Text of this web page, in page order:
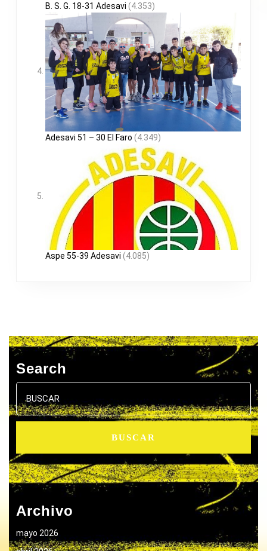
B. S. G. 18-31 Adesavi (4.353)
Adesavi 51 – 30 El Faro (4.349)
Aspe 55-39 Adesavi (4.085)
Search
Buscar:
Archivo
mayo 2026